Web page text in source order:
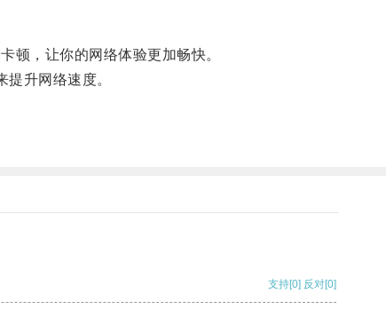
，让你的网络体验更加畅快。
升网络速度。
支持[0] 反对[0]